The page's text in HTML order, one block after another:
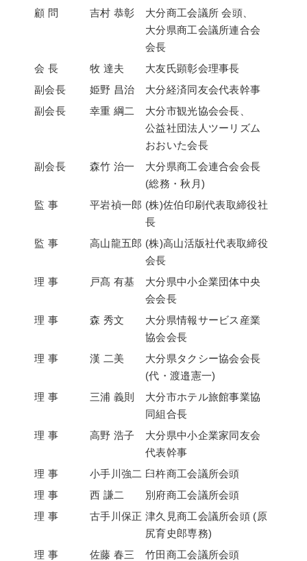
顧 問
吉村 恭彰
大分商工会議所 会頭、
大分県商工会議所連合会
会長
会 長
牧 達夫
大友氏顕彰会理事長
副会長
姫野 昌治
大分経済同友会代表幹事
副会長
幸重 綱二
大分市観光協会会長、
公益社団法人ツーリズム
おおいた会長
副会長
森竹 治一
大分県商工会連合会会長
(総務・秋月)
監 事
平岩禎一郎 (株)佐伯印刷代表取締役社
長
監 事
高山龍五郎 (株)高山活版社代表取締役
会長
理 事
戸髙 有基
大分県中小企業団体中央
会会長
理 事
森 秀文
大分県情報サービス産業
協会会長
理 事
漢 二美
大分県タクシー協会会長
(代・渡邉憲一)
理 事
三浦 義則
大分市ホテル旅館事業協
同組合長
理 事
高野 浩子
大分県中小企業家同友会
代表幹事
理 事
小手川強二 臼杵商工会議所会頭
理 事
西 謙二
別府商工会議所会頭
理 事
古手川保正 津久見商工会議所会頭 (原
尻育史郎専務)
理 事
佐藤 春三
竹田商工会議所会頭